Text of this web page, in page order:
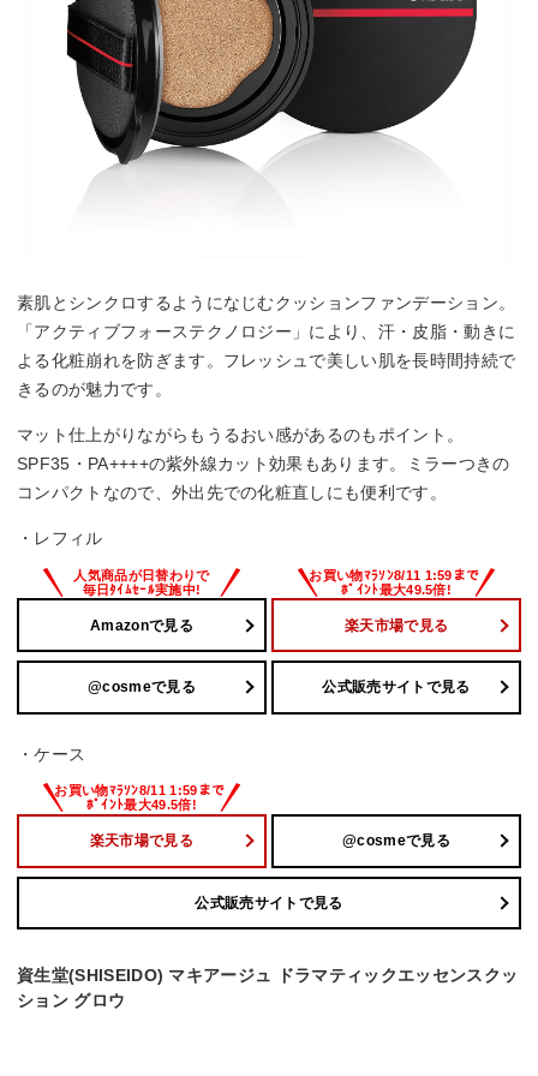
素肌とシンクロするようになじむクッションファンデーション。
「アクティブフォーステクノロジー」により、汗・皮脂・動きに
よる化粧崩れを防ぎます。フレッシュで美しい肌を長時間持続で
きるのが魅力です。
マット仕上がりながらもうるおい感があるのもポイント。
SPF35・PA++++の紫外線カット効果もあります。ミラーつきの
コンパクトなので、外出先での化粧直しにも便利です。
・レフィル
Amazonで見る 楽天市場で見る
@cosmeで見る 公式販売サイトで見る
・ケース
楽天市場で見る @cosmeで見る
公式販売サイトで見る
資生堂(SHISEIDO) マキアージュ ドラマティックエッセンスクッ
ション グロウ